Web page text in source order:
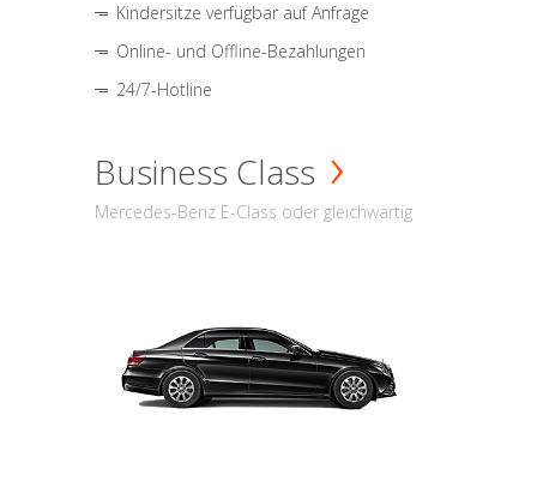
Kindersitze verfügbar auf Anfrage
Online- und Offline-Bezahlungen
24/7-Hotline
Business Class
Mercedes-Benz E-Class oder gleichwärtig